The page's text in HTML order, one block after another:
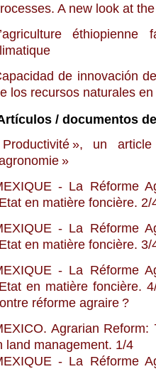
A new look at
de innovación
los recursos naturales
/ documentos
Productivité », un
»
- La Réforme
en matière foncière.
- La Réforme
en matière foncière.
- La Réforme
en matière foncière.
réforme agraire ?
Agrarian
land management. 1/4
- La Réforme